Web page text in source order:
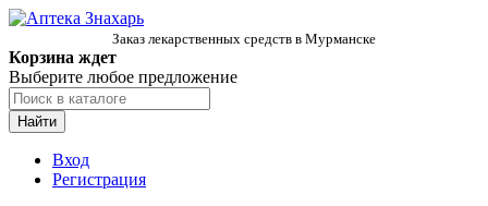
Заказ лекарственных средств в Мурманске
Корзина ждет
Выберите любое предложение
Найти
Вход
Регистрация